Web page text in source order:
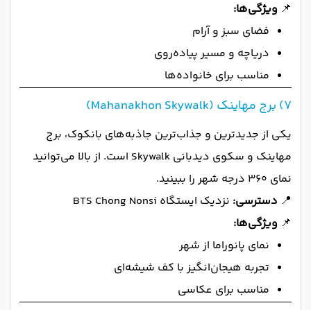
📌 ویژگی‌ها:
فضای سبز و آرام
دریاچه و مسیر پیاده‌روی
مناسب برای خانواده‌ها
7) برج مهاینک (Mahanakhon Skywalk)
یکی از جدیدترین و جذاب‌ترین جاذبه‌های بانکوک، برج
مهاینک و سکوی دیدبانی Skywalk است. از بالا می‌توانید
نمای ۳۶۰ درجه شهر را ببینید.
📍 دسترسی: نزدیک ایستگاه BTS Chong Nonsi
📌 ویژگی‌ها:
نمای پانوراما از شهر
تجربه هیجان‌انگیز با کف شیشه‌ای
مناسب برای عکاسی